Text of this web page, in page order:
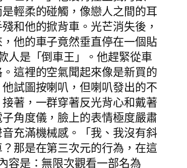
輕柔的碰觸，像戀人之間的耳
和他的掀背車。光芒消失後，
他的車子竟然垂直停在一個貼
人是「倒車王」。他趕緊從車
這裡的空氣聞起來像是新買的
試圖按喇叭，但喇叭發出的不
著，一群穿著反光背心和戴著
角度儀，臉上的表情極度嚴肅
充滿機械感。「我、我沒有斜
那是在第三次元的行為，在這
容是：無限次觀看一部名為